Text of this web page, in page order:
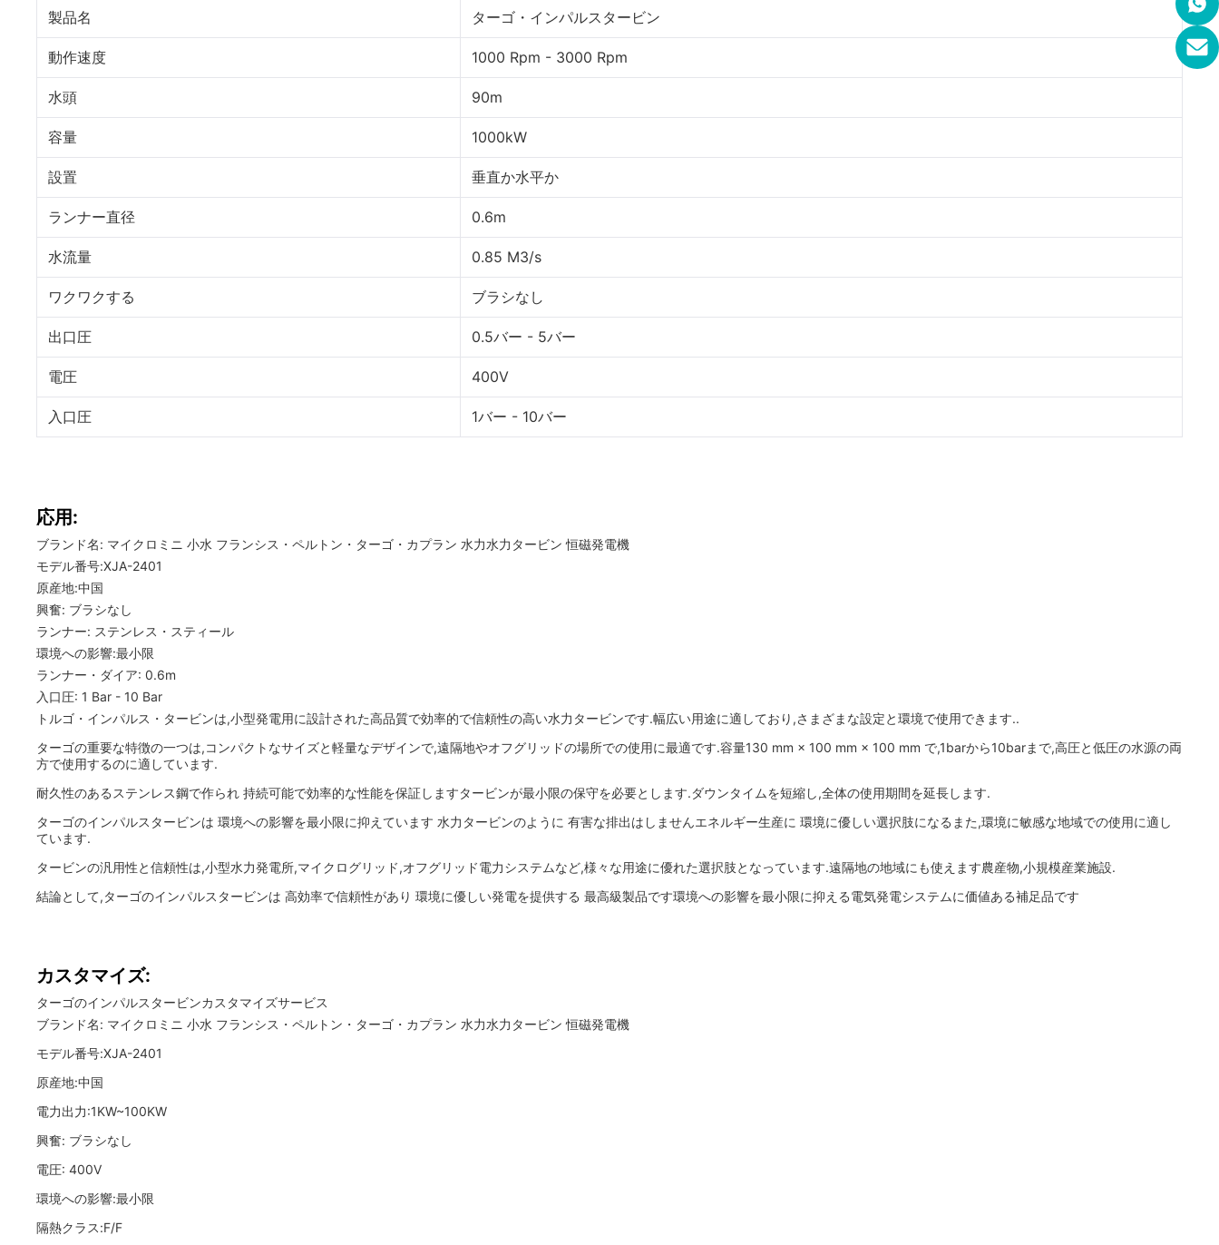
製品名 ターゴ・インパルスタービン
動作速度 1000 Rpm - 3000 Rpm
水頭 90m
容量 1000kW
設置 垂直か水平か
ランナー直径 0.6m
水流量 0.85 M3/s
ワクワクする ブラシなし
出口圧 0.5バー - 5バー
電圧 400V
入口圧 1バー - 10バー
応用:
ブランド名: マイクロミニ 小水 フランシス・ペルトン・ターゴ・カプラン 水力水力タービン 恒磁発電機
モデル番号:XJA-2401
原産地:中国
興奮: ブラシなし
ランナー: ステンレス・スティール
環境への影響:最小限
ランナー・ダイア: 0.6m
入口圧: 1 Bar - 10 Bar
トルゴ・インパルス・タービンは,小型発電用に設計された高品質で効率的で信頼性の高い水力タービンです.幅広い用途に適しており,さまざまな設定と環境で使用できます..
ターゴの重要な特徴の一つは,コンパクトなサイズと軽量なデザインで,遠隔地やオフグリッドの場所での使用に最適です.容量130 mm × 100 mm × 100 mm で,1barから10barまで,高圧と低圧の水源の両
方で使用するのに適しています.
耐久性のあるステンレス鋼で作られ 持続可能で効率的な性能を保証しますタービンが最小限の保守を必要とします.ダウンタイムを短縮し,全体の使用期間を延長します.
ターゴのインパルスタービンは 環境への影響を最小限に抑えています 水力タービンのように 有害な排出はしませんエネルギー生産に 環境に優しい選択肢になるまた,環境に敏感な地域での使用に適し
ています.
タービンの汎用性と信頼性は,小型水力発電所,マイクログリッド,オフグリッド電力システムなど,様々な用途に優れた選択肢となっています.遠隔地の地域にも使えます農産物,小規模産業施設.
結論として,ターゴのインパルスタービンは 高効率で信頼性があり 環境に優しい発電を提供する 最高級製品です環境への影響を最小限に抑える電気発電システムに価値ある補足品です
カスタマイズ:
ターゴのインパルスタービンカスタマイズサービス
ブランド名: マイクロミニ 小水 フランシス・ペルトン・ターゴ・カプラン 水力水力タービン 恒磁発電機
モデル番号:XJA-2401
原産地:中国
電力出力:1KW~100KW
興奮: ブラシなし
電圧: 400V
環境への影響:最小限
隔熱クラス:F/F